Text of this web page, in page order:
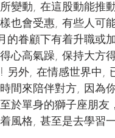
變動, 在這股動能推
也會受惠, 有些人可
的眷顧下有着升職或
心高氣躁, 保持大方
另外, 在情感世界中,
間來陪伴對方, 因為
於單身的獅子座朋
風格, 甚至是去學習